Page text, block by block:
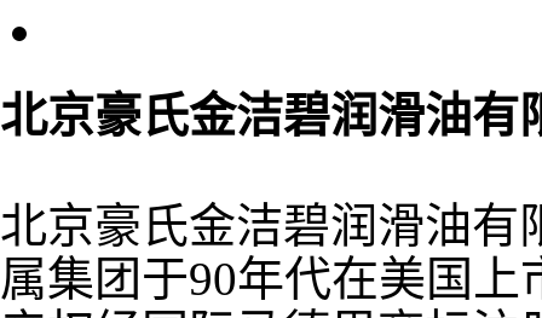
北京豪氏金洁碧润滑油有
北京豪氏金洁碧润滑油有
属集团于90年代在美国